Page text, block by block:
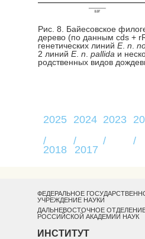
Рис. 8. Байесовское
дерево (по данным cds +
генетических линий E. n
2 линий E. n pallida и
родственных видов
/
2018
2017
2023
/
2024
/
2025
/
ИНСТИТУТ
ФЕДЕРАЛЬНОЕ
УЧРЕЖДЕНИЕ НАУКИ
ДАЛЬНЕВОСТОЧНОЕ
РОССИЙСКОЙ АКАДЕМИИ НАУК